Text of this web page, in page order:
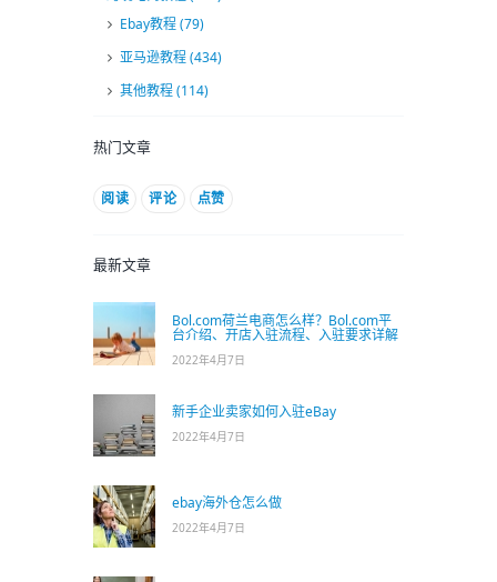
Ebay教程(79)
亚马逊教程(434)
其他教程(114)
热门文章
阅读 评论 点赞
最新文章
Bol.com荷兰电商怎么样？Bol.com平
台介绍、开店入驻流程、入驻要求详解
2022年4月7日
新手企业卖家如何入驻eBay
2022年4月7日
ebay海外仓怎么做
2022年4月7日